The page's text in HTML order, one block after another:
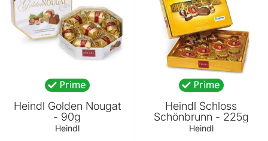
Heindl Golden Nougat
- 90g
Heindl
Heindl Schloss
Schönbrunn - 225g
Heindl